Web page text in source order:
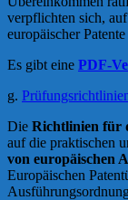
verpflichten sich,
europäischer
Es gibt eine PDF-
g.
Die Richtlinien für
auf die praktischen
von europäischen
Europäischen